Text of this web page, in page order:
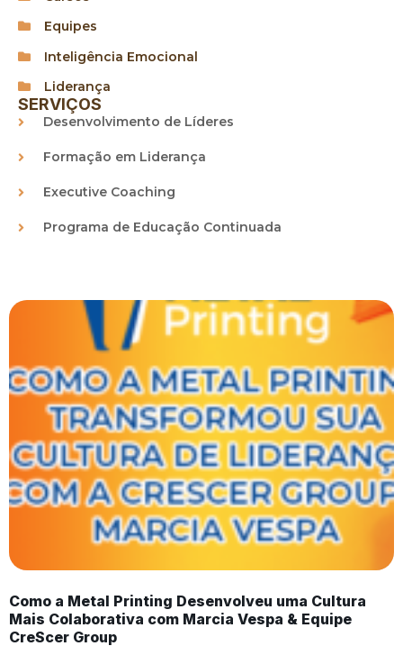
Equipes
Inteligência Emocional
Liderança
SERVIÇOS
Desenvolvimento de Líderes
Formação em Liderança
Executive Coaching
Programa de Educação Continuada
Como a Metal Printing Desenvolveu uma Cultura
Mais Colaborativa com Marcia Vespa & Equipe
CreScer Group